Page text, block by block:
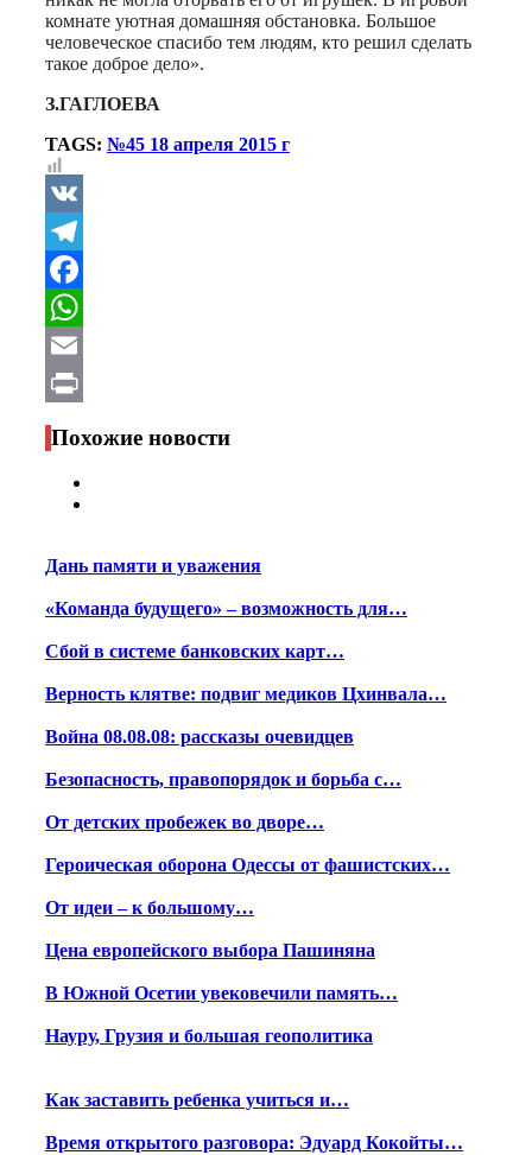
комнате уютная домашняя обстановка. Большое
человеческое спасибо тем людям, кто решил сделать
такое доброе дело».
З.ГАГЛОЕВА
TAGS: №45 18 апреля 2015 г
VK
Telegram
Facebook
WhatsApp
Email
Print
Похожие новости
Дань памяти и уважения
«Команда будущего» – возможность для…
Сбой в системе банковских карт…
Верность клятве: подвиг медиков Цхинвала…
Война 08.08.08: рассказы очевидцев
Безопасность, правопорядок и борьба с…
От детских пробежек во дворе…
Героическая оборона Одессы от фашистских…
От идеи – к большому…
Цена европейского выбора Пашиняна
В Южной Осетии увековечили память…
Науру, Грузия и большая геополитика
Как заставить ребенка учиться и…
Время открытого разговора: Эдуард Кокойты…